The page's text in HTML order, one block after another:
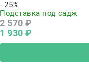
- 25%
Подставка под садж
2 570 ₽
1 930 ₽